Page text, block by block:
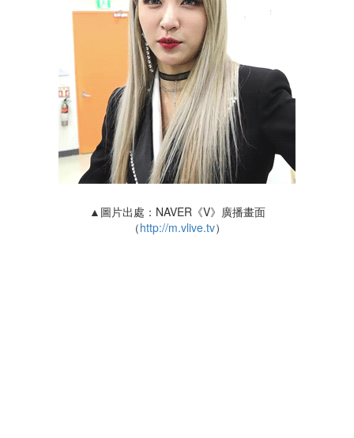
▲圖片出處：NAVER《V》廣播畫面
（http://m.vlive.tv）